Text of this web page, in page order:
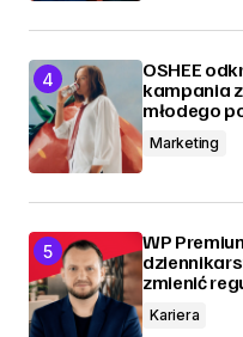
OSHEE
kampania
młodego
Marketing
WP
zmienić
Kariera